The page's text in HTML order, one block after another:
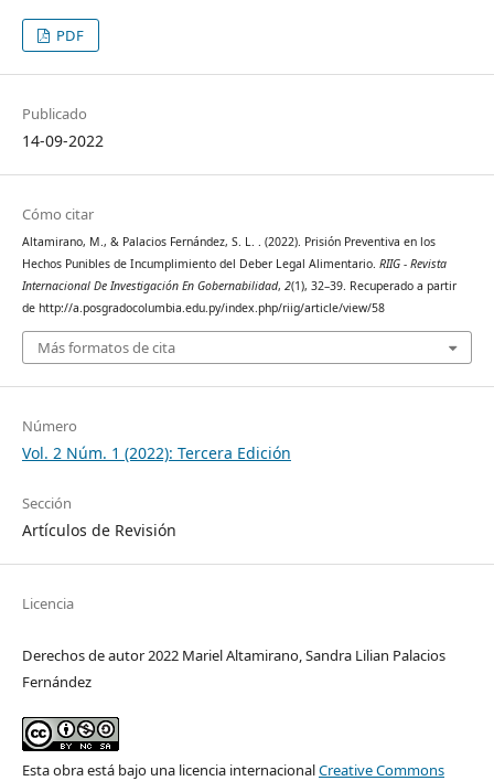
PDF
Publicado
14-09-2022
Cómo citar
Altamirano, M., & Palacios Fernández, S. L. . (2022). Prisión Preventiva en los
Hechos Punibles de Incumplimiento del Deber Legal Alimentario. RIIG - Revista
Internacional De Investigación En Gobernabilidad, 2(1), 32–39. Recuperado a partir
de http://a.posgradocolumbia.edu.py/index.php/riig/article/view/58
Más formatos de cita
Número
Vol. 2 Núm. 1 (2022): Tercera Edición
Sección
Artículos de Revisión
Licencia
Derechos de autor 2022 Mariel Altamirano, Sandra Lilian Palacios
Fernández
Esta obra está bajo una licencia internacionalCreative Commons